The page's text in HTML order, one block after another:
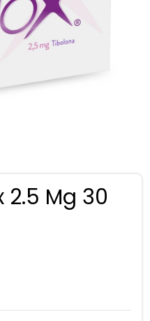
2.5 Mg 30